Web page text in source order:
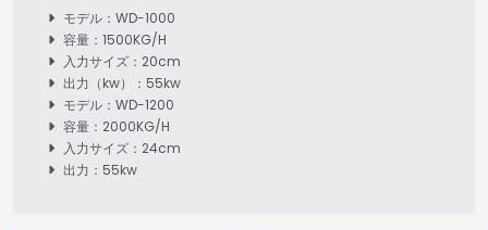
モデル：WD-1000
容量：1500KG/H
入力サイズ：20cm
出力（kw）：55kw
モデル：WD-1200
容量：2000KG/H
入力サイズ：24cm
出力：55kw